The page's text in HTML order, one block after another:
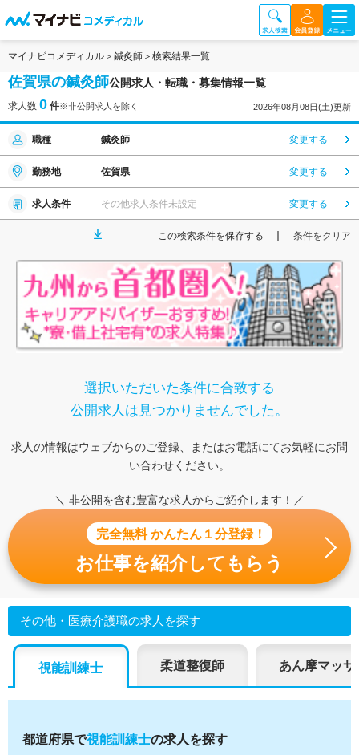
マイナビコメディカル 鍼灸師 検索結果一覧
佐賀県の鍼灸師公開求人・転職・募集情報一覧
求人数 0 件※非公開求人を除く 2026年08月08日(土)更新
職種 鍼灸師 変更する
勤務地 佐賀県 変更する
求人条件 その他求人条件未設定 変更する
この検索条件を保存する 条件をクリア
選択いただいた条件に合致する
公開求人は見つかりませんでした。
求人の情報はウェブからのご登録、またはお電話にてお気軽にお問
い合わせください。
＼ 非公開を含む豊富な求人からご紹介します！／
完全無料 かんたん１分登録！
お仕事を紹介してもらう
その他・医療介護職の求人を探す
視能訓練士 柔道整復師 あん摩マッ
都道府県で視能訓練士の求人を探す